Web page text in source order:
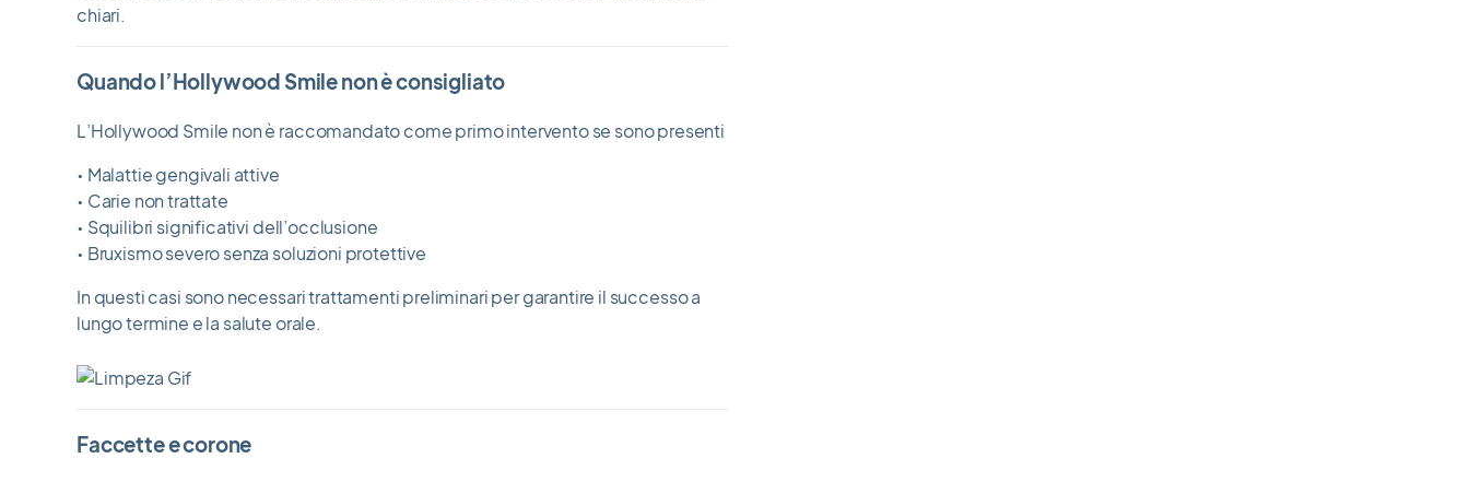
chiari.
Quando l’Hollywood Smile non è consigliato
L’Hollywood Smile non è raccomandato come primo intervento se sono presenti
• Malattie gengivali attive
• Carie non trattate
• Squilibri significativi dell’occlusione
• Bruxismo severo senza soluzioni protettive
In questi casi sono necessari trattamenti preliminari per garantire il successo a
lungo termine e la salute orale.
Faccette e corone